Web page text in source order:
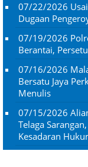
07/22/2026
Dugaan
07/19/2026
Berantai,
07/16/2026
Bersatu Jaya
Menulis
07/15/2026
Telaga
Kesadaran